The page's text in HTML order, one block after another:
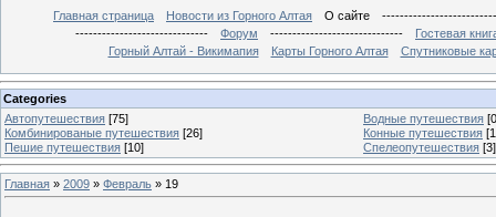
Главная страница Новости из Горного Алтая О сайте
------------------------------
Форум ------------------------------
Гостевая
Горный Алтай - Викимапия
Карты Горного Алтая Спутниковые
Categories
Автопутешествия [75] Водные путешествия
Комбинированые путешествия [26] Конные путешествия
Пешие путешествия [10] Спелеопутешествия [3]
Главная » 2009 » Февраль » 19